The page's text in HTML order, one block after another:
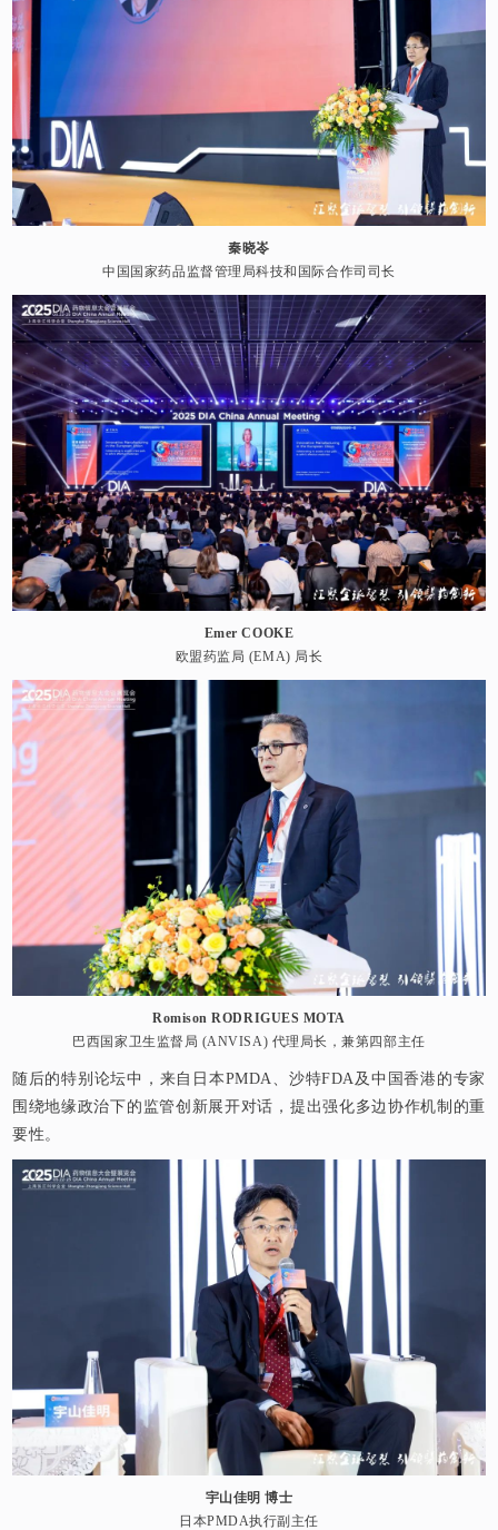
秦晓岺
中国国家药品监督管理局科技和国际合作司司长
Emer COOKE
欧盟药监局 (EMA) 局长
Romison RODRIGUES MOTA
巴西国家卫生监督局 (ANVISA) 代理局长，兼第四部主任
随后的特别论坛中，来自日本PMDA、沙特FDA及中国香港的专家
围绕地缘政治下的监管创新展开对话，提出强化多边协作机制的重
要性。
宇山佳明 博士
日本PMDA执行副主任